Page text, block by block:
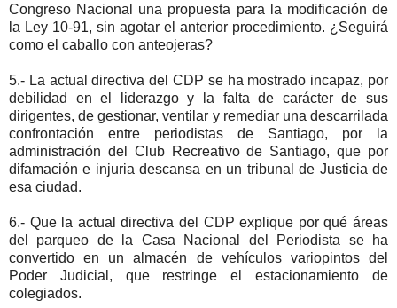
Congreso Nacional una propuesta para la modificación de
la Ley 10-91, sin agotar el anterior procedimiento. ¿Seguirá
como el caballo con anteojeras?
5.- La actual directiva del CDP se ha mostrado incapaz, por
debilidad en el liderazgo y la falta de carácter de sus
dirigentes, de gestionar, ventilar y remediar una descarrilada
confrontación entre periodistas de Santiago, por la
administración del Club Recreativo de Santiago, que por
difamación e injuria descansa en un tribunal de Justicia de
esa ciudad.
6.- Que la actual directiva del CDP explique por qué áreas
del parqueo de la Casa Nacional del Periodista se ha
convertido en un almacén de vehículos variopintos del
Poder Judicial, que restringe el estacionamiento de
colegiados.